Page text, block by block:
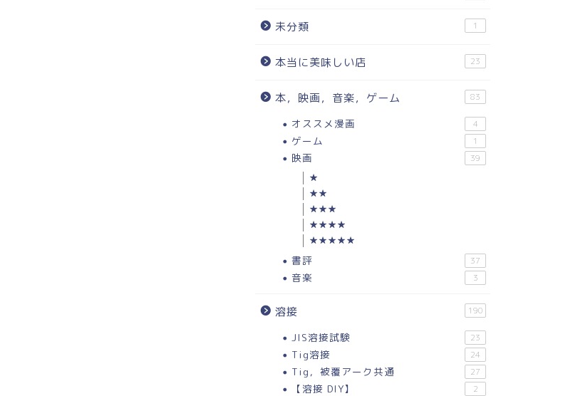
未分類 1
本当に美味しい店 23
本，映画，音楽，ゲーム 83
オススメ漫画 4
ゲーム 1
映画 39
★
★★
★★★
★★★★
★★★★★
書評 37
音楽 3
溶接 190
JIS溶接試験 23
Tig溶接 24
Tig，被覆アーク共通 27
【溶接 DIY】 2